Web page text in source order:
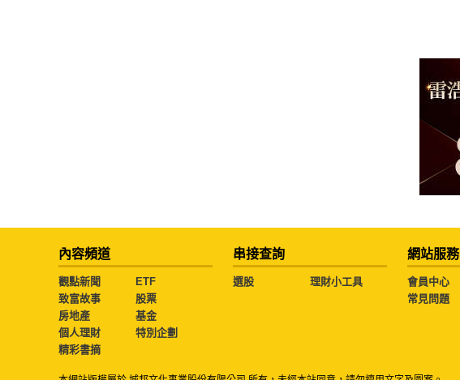
內容頻道
觀點新聞
ETF
致富故事
股票
房地產
基金
個人理財
特別企劃
精彩書摘
串接查詢
選股 理財小工具
網站服務
會員中心
常見問題